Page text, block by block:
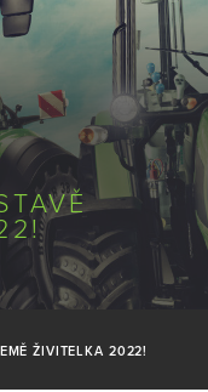
ŽIVITELKA 2022!